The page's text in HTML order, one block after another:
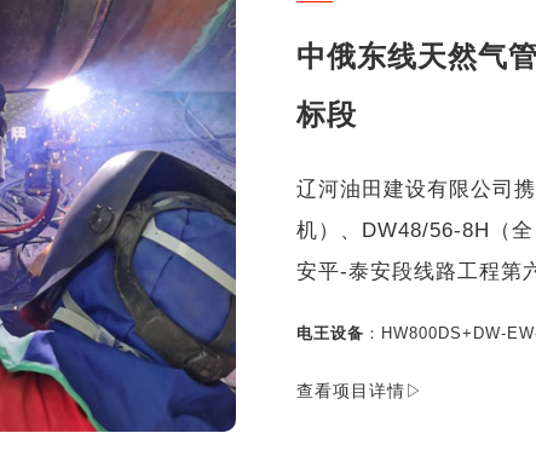
中俄东线天然气
标段
辽河油田建设有限公司
机）、DW48/56-8H（
安平-泰安段线路工程第
电王设备 ：HW800DS+DW-
查看项目详情▷